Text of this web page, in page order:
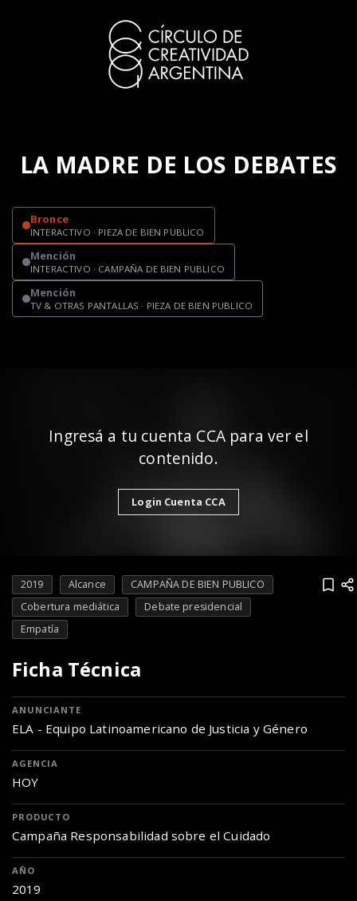
LA MADRE DE LOS DEBATES
Bronce
INTERACTIVO · PIEZA DE BIEN PUBLICO
Mención
INTERACTIVO · CAMPAÑA DE BIEN PUBLICO
Mención
TV & OTRAS PANTALLAS · PIEZA DE BIEN PUBLICO
Ingresá a tu cuenta CCA para ver el
contenido.
Login Cuenta CCA
2019 Alcance
CAMPAÑA DE BIEN PUBLICO
Cobertura mediática
Debate presidencial
Empatía
Ficha Técnica
ANUNCIANTE
ELA - Equipo Latinoamericano de Justicia y Género
AGENCIA
HOY
PRODUCTO
Campaña Responsabilidad sobre el Cuidado
AÑO
2019